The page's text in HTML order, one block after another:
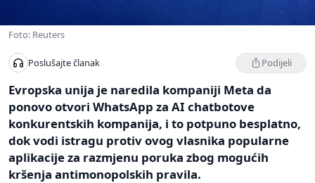
Foto: Reuters
Poslušajte članak Podijeli
Evropska unija je naredila kompaniji Meta da
ponovo otvori WhatsApp za AI chatbotove
konkurentskih kompanija, i to potpuno besplatno,
dok vodi istragu protiv ovog vlasnika popularne
aplikacije za razmjenu poruka zbog mogućih
kršenja antimonopolskih pravila.